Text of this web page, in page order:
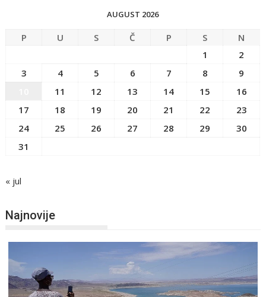
AUGUST 2026
P U S Č P S
N
1
2
3
4 5 6 7 8
9
11 12 13 14 15
16
17
18 19 20 21 22
23
24
25 26 27 28 29
30
31
« jul
Najnovije